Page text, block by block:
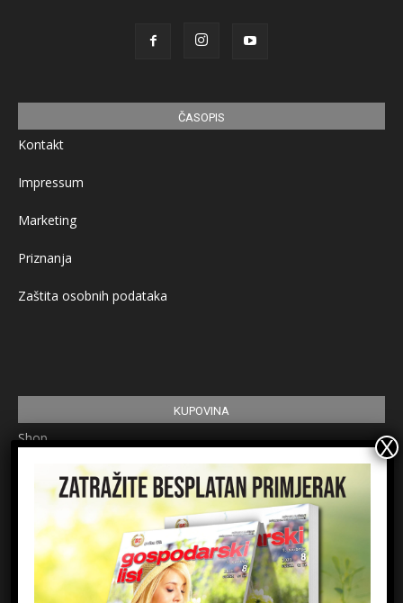
ČASOPIS
Kontakt
Impressum
Marketing
Priznanja
Zaštita osobnih podataka
KUPOVINA
Shop
Pretplata
Uvjeti korištenja
Prijavite se na newsletter